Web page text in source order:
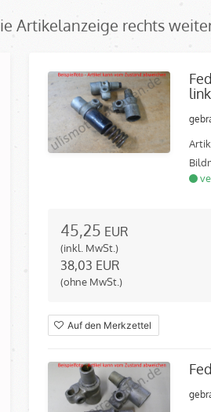
Artikelanzeige rechts
45,25 EUR
(inkl. MwSt.)
38,03 EUR
(ohne MwSt.)
Auf den Merkzettel